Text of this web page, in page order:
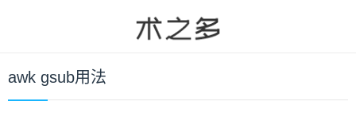
awk gsub用法